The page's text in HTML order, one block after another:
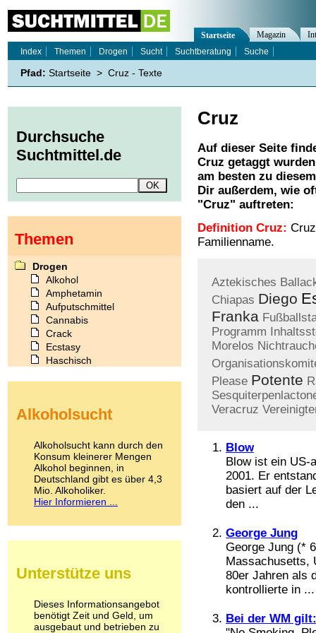
Cruz
Auf dieser Seite
Cruz getaggt
am besten zu
Dir außerdem, wie
"Cruz" auftreten:
Definition Cruz:
Familienname.
Aztekisches
Chiapas Diego
Franka
Programm
Morelos
Please Potente
Veracruz
Blow
Blow ist ein US-
2001. Er
basiert auf der
den ...
George Jung
George Jung (*
Massachusetts,
80er Jahren als
kontrollierte in ...
Bei der WM
Startseite Magazin
Index
Themen Drogen Sucht Suchtberatung Suche
Pfad: Startseite > Cruz - Texte
Durchsuche
Suchtmittel.de
Themen
Drogen
Alkohol
Amphetamin
Aufputschmittel
Cannabis
Crack
Ecstasy
Haschisch
Kokain
LSD
Marihuana
Medikamente
Meskalin
Metamphetamin
Methadon
Pilze
Psychopharmaka
Schlafmittel
Schmerzmittel
Alkoholsucht
Alkoholsucht kann durch den
Konsum kleinerer Mengen
Alkohol beginnen, in
Deutschland gibt es über 4,3
Mio. Alkoholiker.
Hier Informieren ...
Unterstütze uns
Dieses Informationsangebot
benötigt Zeit und Geld, um
ausgebaut und betrieben zu